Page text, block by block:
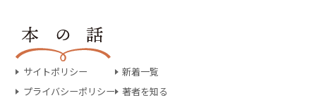
サイトポリシー
プライバシーポリシー
新着一覧
著者を知る